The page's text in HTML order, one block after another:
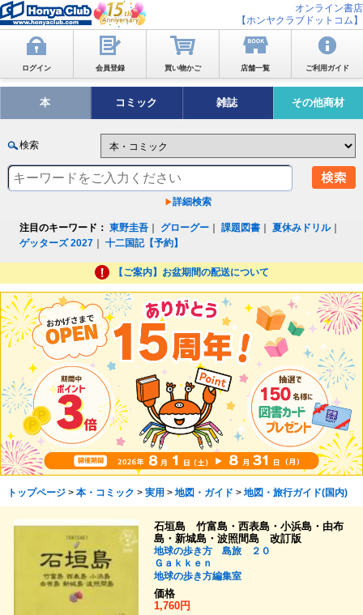
オンライン書店
【ホンヤクラブドットコム】
ログイン 会員登録 買い物かご 店舗一覧 ご利用ガイド
本 コミック 雑誌 その他商材
検索
詳細検索
注目のキーワード： 東野圭吾 グローグー ｜課題図書 ｜夏休みドリル｜
ゲッターズ 2027 ｜十二国記【予約】
【ご案内】お盆期間の配送について
トップページ> 本・コミック > 実用 > 地図・ガイド > 地図・旅行ガイド(国内)
石垣島 竹富島・西表島・小浜島・由布
島・新城島・波照間島 改訂版
地球の歩き方 島旅 ２０
Ｇａｋｋｅｎ
地球の歩き方編集室
価格
1,760円